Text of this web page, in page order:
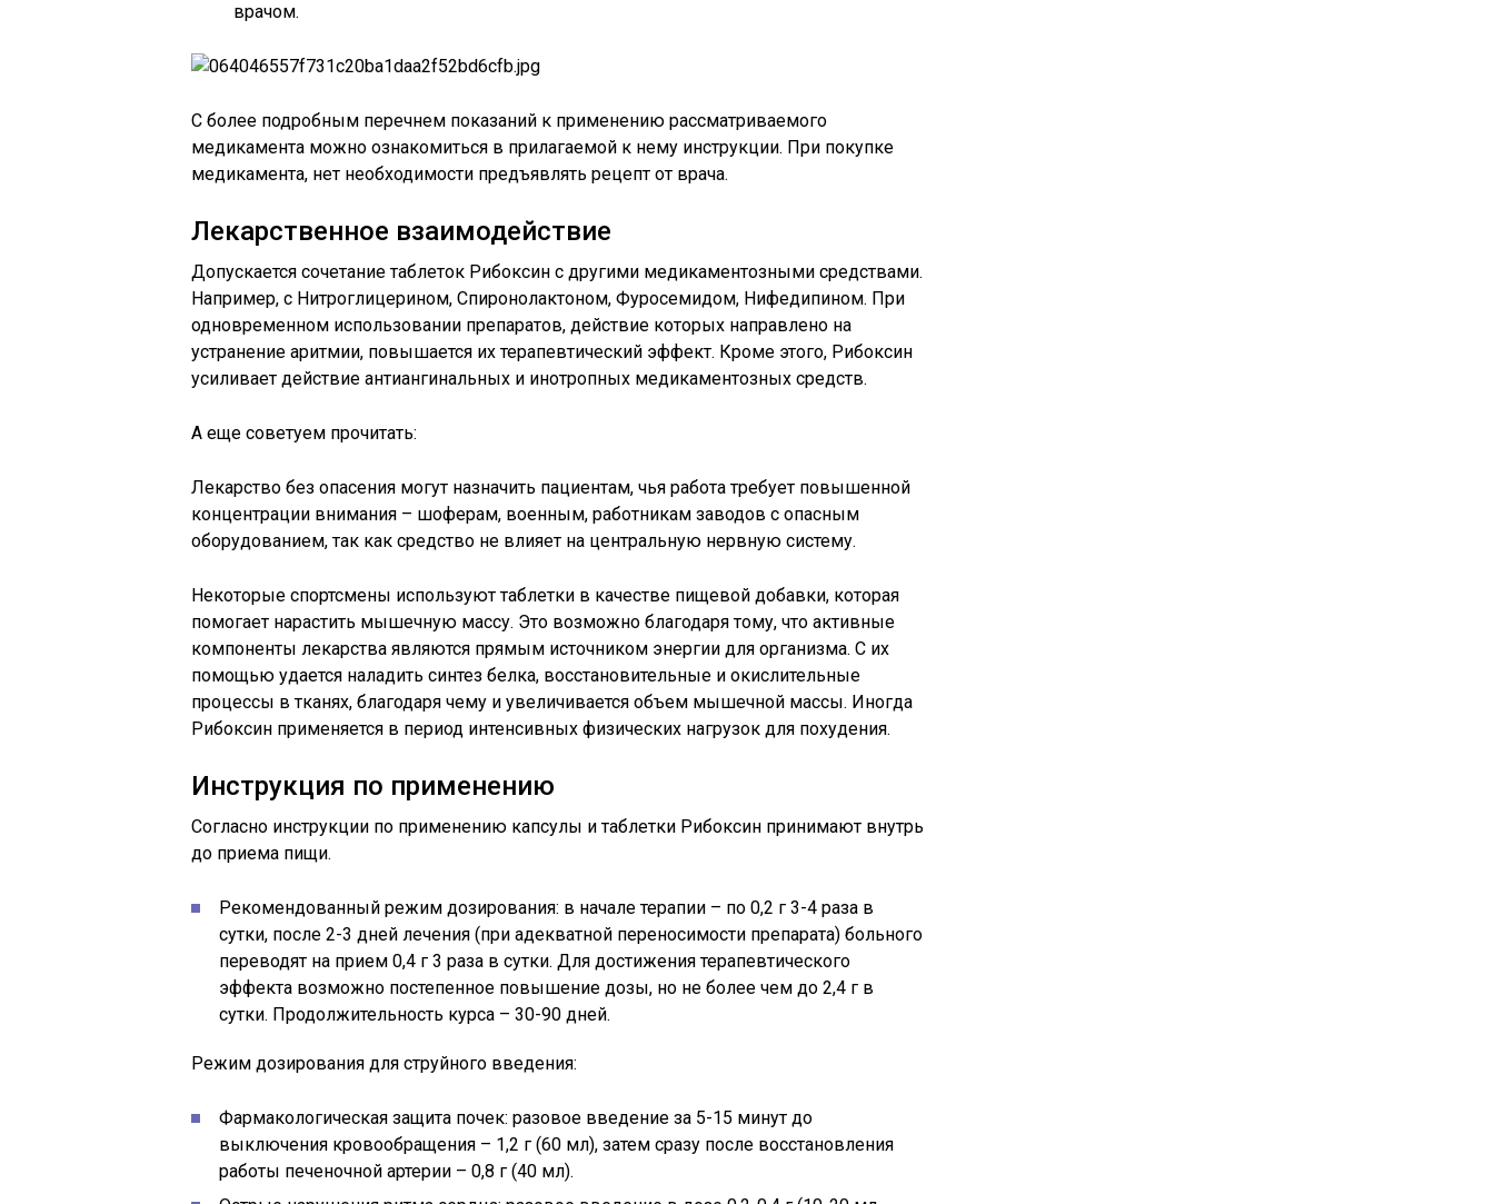
врачом.
С более подробным перечнем показаний к применению рассматриваемого
медикамента можно ознакомиться в прилагаемой к нему инструкции. При покупке
медикамента, нет необходимости предъявлять рецепт от врача.
Лекарственное взаимодействие
Допускается сочетание таблеток Рибоксин с другими медикаментозными средствами.
Например, с Нитроглицерином, Спиронолактоном, Фуросемидом, Нифедипином. При
одновременном использовании препаратов, действие которых направлено на
устранение аритмии, повышается их терапевтический эффект. Кроме этого, Рибоксин
усиливает действие антиангинальных и инотропных медикаментозных средств.
А еще советуем прочитать:
Лекарство без опасения могут назначить пациентам, чья работа требует повышенной
концентрации внимания – шоферам, военным, работникам заводов с опасным
оборудованием, так как средство не влияет на центральную нервную систему.
Некоторые спортсмены используют таблетки в качестве пищевой добавки, которая
помогает нарастить мышечную массу. Это возможно благодаря тому, что активные
компоненты лекарства являются прямым источником энергии для организма. С их
помощью удается наладить синтез белка, восстановительные и окислительные
процессы в тканях, благодаря чему и увеличивается объем мышечной массы. Иногда
Рибоксин применяется в период интенсивных физических нагрузок для похудения.
Инструкция по применению
Согласно инструкции по применению капсулы и таблетки Рибоксин принимают внутрь
до приема пищи.
Рекомендованный режим дозирования: в начале терапии – по 0,2 г 3-4 раза в
сутки, после 2-3 дней лечения (при адекватной переносимости препарата) больного
переводят на прием 0,4 г 3 раза в сутки. Для достижения терапевтического
эффекта возможно постепенное повышение дозы, но не более чем до 2,4 г в
сутки. Продолжительность курса – 30-90 дней.
Режим дозирования для струйного введения:
Фармакологическая защита почек: разовое введение за 5-15 минут до
выключения кровообращения – 1,2 г (60 мл), затем сразу после восстановления
работы печеночной артерии – 0,8 г (40 мл).